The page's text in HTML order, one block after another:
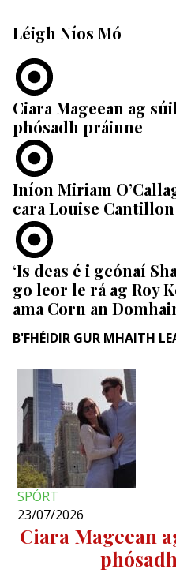
Léigh Níos Mó
Ciara Mageean ag
phósadh práinne
Iníon Miriam
cara Louise Cantillon
‘Is deas é i gcónaí
go leor le rá ag Roy
ama Corn an
B'FHÉIDIR GUR MHAITH
SPÓRT
23/07/2026
Ciara Mageean